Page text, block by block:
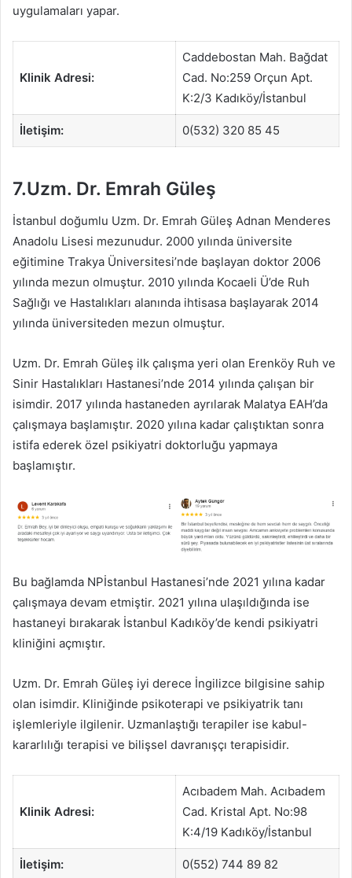
uygulamaları yapar.
Klinik Adresi:
Caddebostan Mah. Bağdat
Cad. No:259 Orçun Apt.
K:2/3 Kadıköy/İstanbul
İletişim: 0(532) 320 85 45
7.Uzm. Dr. Emrah Güleş
İstanbul doğumlu Uzm. Dr. Emrah Güleş Adnan Menderes
Anadolu Lisesi mezunudur. 2000 yılında üniversite
eğitimine Trakya Üniversitesi’nde başlayan doktor 2006
yılında mezun olmuştur. 2010 yılında Kocaeli Ü’de Ruh
Sağlığı ve Hastalıkları alanında ihtisasa başlayarak 2014
yılında üniversiteden mezun olmuştur.
Uzm. Dr. Emrah Güleş ilk çalışma yeri olan Erenköy Ruh ve
Sinir Hastalıkları Hastanesi’nde 2014 yılında çalışan bir
isimdir. 2017 yılında hastaneden ayrılarak Malatya EAH’da
çalışmaya başlamıştır. 2020 yılına kadar çalıştıktan sonra
istifa ederek özel psikiyatri doktorluğu yapmaya
başlamıştır.
Bu bağlamda NPİstanbul Hastanesi’nde 2021 yılına kadar
çalışmaya devam etmiştir. 2021 yılına ulaşıldığında ise
hastaneyi bırakarak İstanbul Kadıköy’de kendi psikiyatri
kliniğini açmıştır.
Uzm. Dr. Emrah Güleş iyi derece İngilizce bilgisine sahip
olan isimdir. Kliniğinde psikoterapi ve psikiyatrik tanı
işlemleriyle ilgilenir. Uzmanlaştığı terapiler ise kabul-
kararlılığı terapisi ve bilişsel davranışçı terapisidir.
Klinik Adresi:
Acıbadem Mah. Acıbadem
Cad. Kristal Apt. No:98
K:4/19 Kadıköy/İstanbul
İletişim: 0(552) 744 89 82